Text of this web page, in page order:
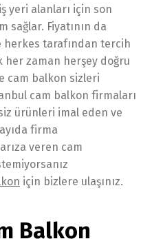
yeri alanları için son
sağlar. Fiyatının da
herkes tarafından tercih
her zaman herşey doğru
cam balkon sizleri
cam balkon firmaları
ürünleri imal eden ve
firma
veren cam
için bizlere ulaşınız.
Balkon